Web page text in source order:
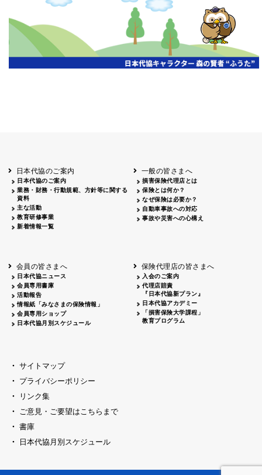
日本代協のご案内
日本代協のご案内
業務・財務・行動規範、方針等に関する
資料
主な活動
教育研修事業
新着情報一覧
一般の皆さまへ
損害保険代理店とは
保険とは何か？
なぜ保険は必要か？
自動車事故への対応
事故や災害への心構え
会員の皆さまへ
日本代協ニュース
会員専用書庫
活動報告
情報紙「みなさまの保険情報」
会員専用ショップ
日本代協月別スケジュール
保険代理店の皆さまへ
入会のご案内
代理店賠責
『日本代協新プラン』
日本代協アカデミー
「損害保険大学課程」
教育プログラム
サイトマップ
プライバシーポリシー
リンク集
ご意見・ご要望はこちらまで
書庫
日本代協月別スケジュール